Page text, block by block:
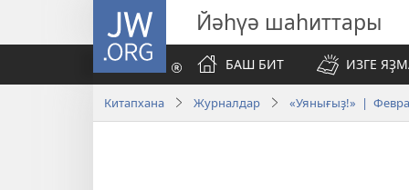
JW.ORG Йәһүә шаһиттары
БАШ БИТ
ИЗГЕ
Китапхана Журналдар «Уянығыҙ!» |